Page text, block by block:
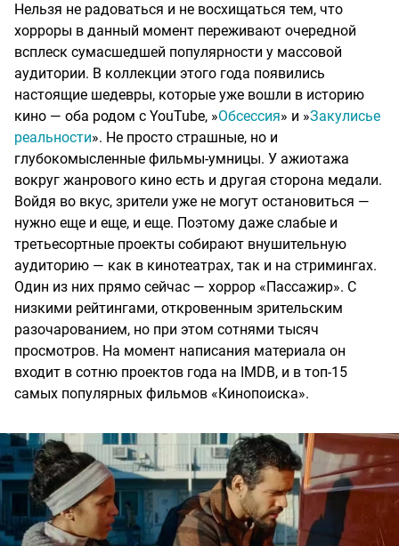
Нельзя не радоваться и не восхищаться тем, что
хорроры в данный момент переживают очередной
всплеск сумасшедшей популярности у массовой
аудитории. В коллекции этого года появились
настоящие шедевры, которые уже вошли в историю
кино — оба родом с YouTube, »Обсессия» и »Закулисье
реальности». Не просто страшные, но и
глубокомысленные фильмы-умницы. У ажиотажа
вокруг жанрового кино есть и другая сторона медали.
Войдя во вкус, зрители уже не могут остановиться —
нужно еще и еще, и еще. Поэтому даже слабые и
третьесортные проекты собирают внушительную
аудиторию — как в кинотеатрах, так и на стримингах.
Один из них прямо сейчас — хоррор «Пассажир». С
низкими рейтингами, откровенным зрительским
разочарованием, но при этом сотнями тысяч
просмотров. На момент написания материала он
входит в сотню проектов года на IMDB, и в топ-15
самых популярных фильмов «Кинопоиска».